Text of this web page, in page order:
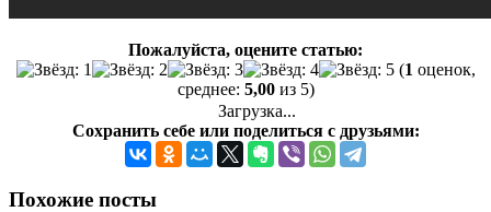
Пожалуйста, оцените статью:
(1 оценок,
среднее: 5,00из 5)
Загрузка...
Сохранить себе или поделиться с друзьями:
Похожие посты